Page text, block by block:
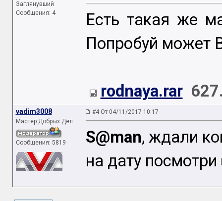
Заглянувший
Сообщения: 4
Есть такая же
Попробуй может
rodnaya.rar
vadim3008
Мастер Добрых Дел
Сообщения: 5819
#4 От 04/11/2017 10:17
S@man, ждали
на дату посмотри